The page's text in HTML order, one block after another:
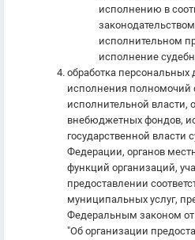
исполнению в
исполнительном
исполнение
обработка
исполнения полномочий
исполнительной власти,
внебюджетных фондов,
государственной власти
Федерации, органов
функций организаций,
предоставлении
муниципальных услуг,
Федеральным законом
"Об организации